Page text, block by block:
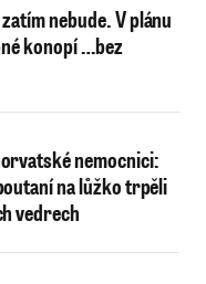
nebude. V plánu
konopí …bez
nemocnici:
na lůžko trpěli
vedrech